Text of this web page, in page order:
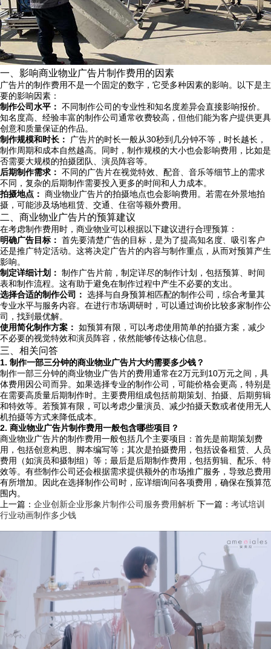
一、影响商业物业广告片制作费用的因素
广告片的制作费用不是一个固定的数字，它受多种因素的影响。以下是主
要的影响因素：
制作公司水平： 不同制作公司的专业性和知名度差异会直接影响报价。
知名度高、经验丰富的制作公司通常收费较高，但他们能为客户提供更具
创意和质量保证的作品。
制作规模和时长：
广告片的时长一般从30秒到几分钟不等，时长越长，
制作周期和成本自然越高。同时，制作规模的大小也会影响费用，比如是
否需要大规模的拍摄团队、演员阵容等。
后期制作需求： 不同的广告片在视觉特效、配音、音乐等细节上的需求
不同，复杂的后期制作需要投入更多的时间和人力成本。
拍摄地点： 商业物业广告片的拍摄地点也会影响费用。若需在外景地拍
摄，可能涉及场地租赁、交通、住宿等额外费用。
二、商业物业广告片的预算建议
在考虑制作费用时，商业物业可以根据以下建议进行合理预算：
明确广告目标： 首先要清楚广告的目标，是为了提高知名度、吸引客户
还是推广特定活动。这将决定广告片的内容与制作重点，从而对预算产生
影响。
制定详细计划： 制作广告片前，制定详尽的制作计划，包括预算、时间
表和制作流程。这有助于避免在制作过程中产生不必要的支出。
选择合适的制作公司： 选择与自身预算相匹配的制作公司，综合考量其
专业水平与服务内容。在进行市场调研时，可以通过询价比较多家制作公
司，找到最优解。
使用简化制作方案： 如预算有限，可以考虑使用简单的拍摄方案，减少
不必要的视觉特效和演员阵容，依然能够传达核心信息。
三、相关问答
1. 制作一部三分钟的商业物业广告片大约需要多少钱？
制作一部三分钟的商业物业广告片的费用通常在2万元到10万元之间，具
体费用因公司而异。如果选择专业的制作公司，可能价格会更高，特别是
在需要高质量后期制作时。主要费用组成包括前期策划、拍摄、后期剪辑
和特效等。若预算有限，可以考虑少量演员、减少拍摄天数或者使用无人
机拍摄等方式来降低成本。
2. 商业物业广告片制作费用一般包含哪些项目？
商业物业广告片的制作费用一般包括几个主要项目：首先是前期策划费
用，包括创意构思、脚本编写等；其次是拍摄费用，包括设备租赁、人员
费用（如演员和摄制组）等；最后是后期制作费用，包括剪辑、配乐、特
效等。有些制作公司还会根据需求提供额外的市场推广服务，导致总费用
有所增加。因此在选择制作公司时，应详细询问各项费用，确保在预算范
围内。
上一篇： 企业创新企业形象片制作公司服务费用解析 下一篇： 考试培训
行业动画制作多少钱